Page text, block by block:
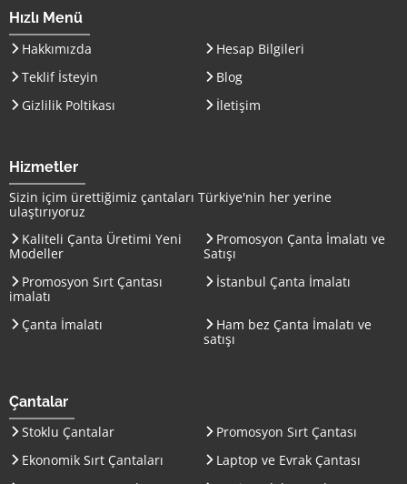
Hızlı Menü
Hakkımızda
Hesap Bilgileri
Teklif İsteyin
Blog
Gizlilik Poltikası
İletişim
Hizmetler
Sizin içim ürettiğimiz çantaları Türkiye'nin her yerine
ulaştırıyoruz
Kaliteli Çanta Üretimi Yeni
Modeller
Promosyon Çanta İmalatı ve
Satışı
Promosyon Sırt Çantası
imalatı
İstanbul Çanta İmalatı
Çanta İmalatı
Ham bez Çanta İmalatı ve
satışı
Çantalar
Stoklu Çantalar
Promosyon Sırt Çantası
Ekonomik Sırt Çantaları
Laptop ve Evrak Çantası